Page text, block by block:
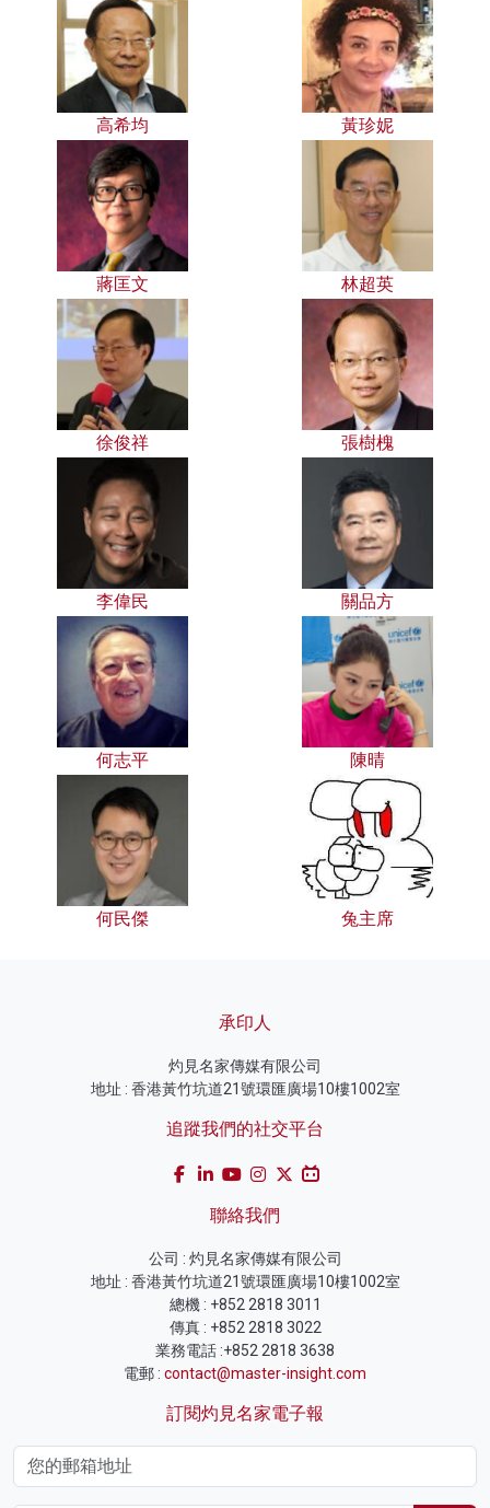
高希均 黃珍妮
蔣匡文 林超英
徐俊祥 張樹槐
李偉民 關品方
何志平 陳晴
何民傑 兔主席
承印人
灼見名家傳媒有限公司
地址 : 香港黃竹坑道21號環匯廣場10樓1002室
追蹤我們的社交平台
聯絡我們
公司 : 灼見名家傳媒有限公司
地址 : 香港黃竹坑道21號環匯廣場10樓1002室
總機 : +852 2818 3011
傳真 : +852 2818 3022
業務電話 :+852 2818 3638
電郵 : contact@master-insight.com
訂閱灼見名家電子報